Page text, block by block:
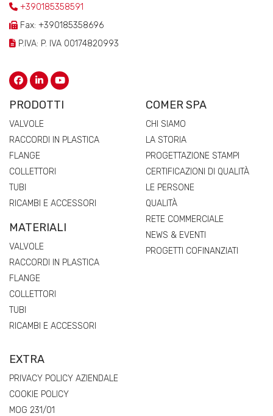
+390185358591
Fax: +390185358696
P.IVA: P. IVA 00174820993
PRODOTTI
VALVOLE
RACCORDI IN PLASTICA
FLANGE
COLLETTORI
TUBI
RICAMBI E ACCESSORI
MATERIALI
VALVOLE
RACCORDI IN PLASTICA
FLANGE
COLLETTORI
TUBI
RICAMBI E ACCESSORI
COMER SPA
CHI SIAMO
LA STORIA
PROGETTAZIONE STAMPI
CERTIFICAZIONI DI QUALITÀ
LE PERSONE
QUALITÀ
RETE COMMERCIALE
NEWS & EVENTI
PROGETTI COFINANZIATI
EXTRA
PRIVACY POLICY AZIENDALE
COOKIE POLICY
MOG 231/01